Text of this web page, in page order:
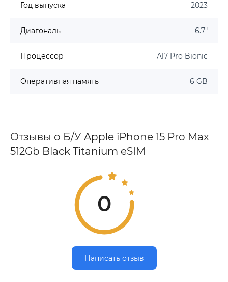
Год выпуска 2023
Диагональ 6.7"
Процессор A17 Pro Bionic
Оперативная память 6 GB
Отзывы о Б/У Apple iPhone 15 Pro Max
512Gb Black Titanium eSIM
0
Написать отзыв